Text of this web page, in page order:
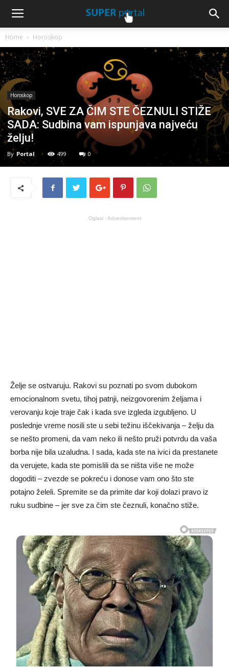
Home Horoskop
Horoskop
Rakovi, SVE ZA ČIM STE ČEZNULI STIŽE
SADA: Sudbina vam ispunjava najveću
želju!
By Portal 499 0
Oglasi - Advertisement
Želje se ostvaruju. Rakovi su poznati po svom dubokom
emocionalnom svetu, tihoj patnji, neizgovorenim željama i
verovanju koje traje čak i kada sve izgleda izgubljeno. U
poslednje vreme nosili ste u sebi težinu iščekivanja – želju da
se nešto promeni, da vam neko ili nešto pruži potvrdu da vaša
borba nije bila uzaludna. I sada, kada ste na ivici da prestanete
da verujete, kada ste pomislili da se ništa više ne može
dogoditi – zvezde se pokreću i donose vam ono što ste
potajno želeli. Spremite se da primite dar koji dolazi pravo iz
ruku sudbine – jer sve za čim ste čeznuli, konačno stiže.